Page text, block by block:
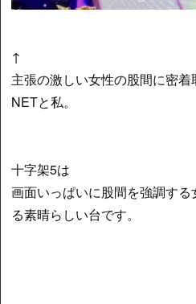
↑
主張の激しい女性の股間に密着
NETと私。
十字架5は
画面いっぱいに股間を強調す
る素晴らしい台です。